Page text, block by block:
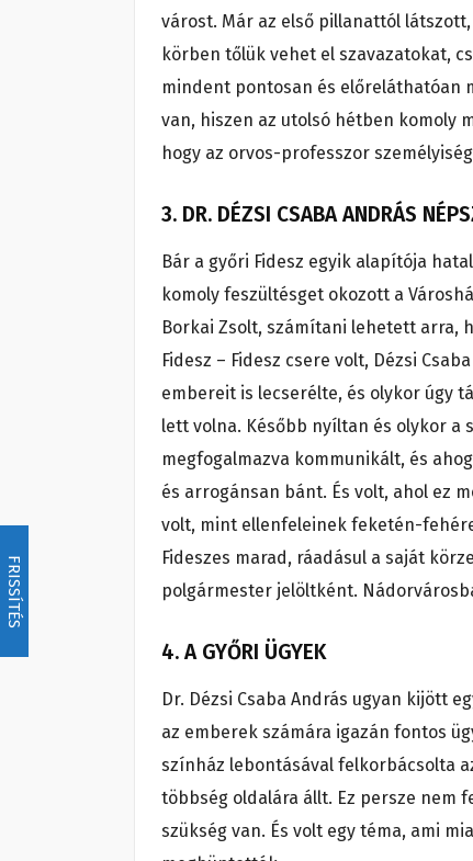
FRISSÍTÉS
várost. Már az első pillanattól
körben tőlük vehet el szavazatokat,
mindent pontosan és előreláthatóan
van, hiszen az utolsó hétben komoly
hogy az orvos-professzor
3. DR. DÉZSI CSABA ANDRÁS
Bár a győri Fidesz egyik alapítója
komoly feszültésget okozott a
Borkai Zsolt, számítani lehetett arra,
Fidesz – Fidesz csere volt, Dézsi
embereit is lecserélte, és olykor úgy
lett volna. Később nyíltan és olykor
megfogalmazva kommunikált, és
és arrogánsan bánt. És volt, ahol ez
volt, mint ellenfeleinek feketén-
Fideszes marad, ráadásul a saját
polgármester jelöltként.
4. A GYŐRI ÜGYEK
Dr. Dézsi Csaba András ugyan kijött
az emberek számára igazán fontos
színház lebontásával felkorbácsolta
többség oldalára állt. Ez persze nem
szükség van. És volt egy téma, ami